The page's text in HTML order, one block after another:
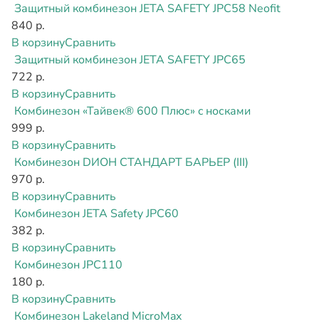
Защитный комбинезон JETA SAFETY JPC58 Neofit
840 р.
В корзинуСравнить
Защитный комбинезон JETA SAFETY JPC65
722 р.
В корзинуСравнить
Комбинезон «Тайвек® 600 Плюс» c носками
999 р.
В корзинуСравнить
Комбинезон DИОН СТАНДАРТ БАРЬЕР (III)
970 р.
В корзинуСравнить
Комбинезон JETA Safety JPC60
382 р.
В корзинуСравнить
Комбинезон JPC110
180 р.
В корзинуСравнить
Комбинезон Lakeland MicroMax